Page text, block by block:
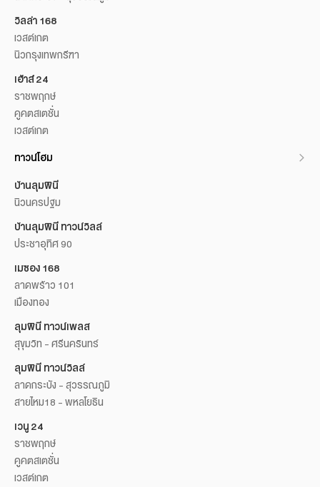
วิลล่า 168
เวสต์เกต
นิวกรุงเทพกรีฑา
เฮ้าส์ 24
ราชพฤกษ์
คูคตสเตชั่น
เวสต์เกต
ทาวน์โฮม
บ้านลุมพินี
นิวนครปฐม
บ้านลุมพินี ทาวน์วิลล์
ประชาอุทิศ 90
เมซอง 168
ลาดพร้าว 101
เมืองทอง
ลุมพินี ทาวน์เพลส
สุขุมวิท - ศรีนครินทร์
ลุมพินี ทาวน์วิลล์
ลาดกระบัง - สุวรรณภูมิ
สายไหม18 - พหลโยธิน
เวนู 24
ราชพฤกษ์
คูคตสเตชั่น
เวสต์เกต